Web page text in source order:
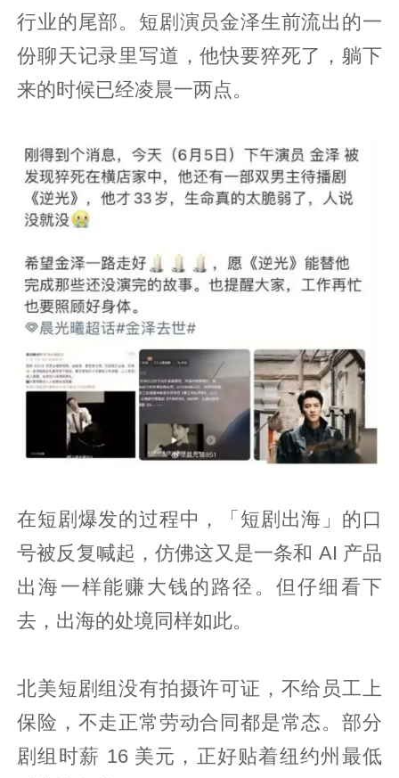
行业的尾部。短剧演员金泽生前流出的一
份聊天记录里写道，他快要猝死了，躺下
来的时候已经凌晨一两点。
在短剧爆发的过程中，「短剧出海」的口
号被反复喊起，仿佛这又是一条和 AI 产品
出海一样能赚大钱的路径。但仔细看下
去，出海的处境同样如此。
北美短剧组没有拍摄许可证，不给员工上
保险，不走正常劳动合同都是常态。部分
剧组时薪 16 美元，正好贴着纽约州最低